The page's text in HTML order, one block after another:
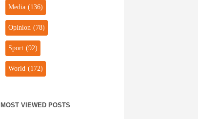
Media(136)
Opinion(78)
Sport(92)
World(172)
MOST VIEWED POSTS